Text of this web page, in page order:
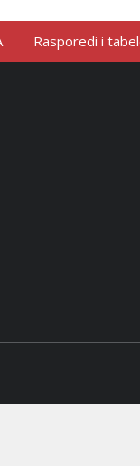
Rasporedi i